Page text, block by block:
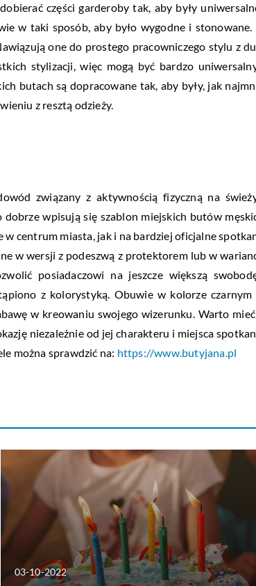
części garderoby tak, aby były
w taki sposób, aby było wygodne i stonowane.
one do prostego pracowniczego stylu z
stylizacji, więc mogą być bardzo
butach są dopracowane tak, aby były, jak
z resztą odzieży.
związany z aktywnością fizyczną na
wpisują się szablon miejskich butów
centrum miasta, jak i na bardziej oficjalne
w wersji z podeszwą z protektorem lub w
posiadaczowi na jeszcze większą
z kolorystyką. Obuwie w kolorze
w kreowaniu swojego wizerunku. Warto
niezależnie od jej charakteru i miejsca
można sprawdzić na: https://www.butyjana.pl
03-10-2022